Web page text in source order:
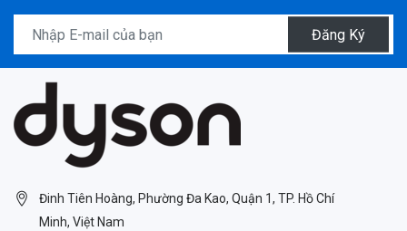
Đăng Ký
Đinh Tiên Hoàng, Phường Đa Kao, Quận 1, TP. Hồ Chí
Minh, Việt Nam